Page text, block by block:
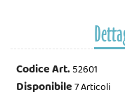
Codice Art.52601
Disponibile7 Articoli